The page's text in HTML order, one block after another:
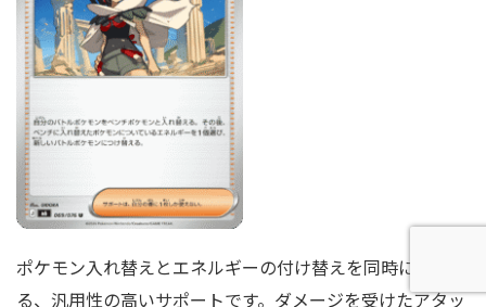
ポケモン入れ替えとエネルギーの付け替えを同時に行え
る、汎用性の高いサポートです。ダメージを受けたアタッ